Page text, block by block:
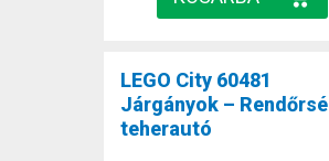
LEGO City 60481
Járgányok –
teherautó